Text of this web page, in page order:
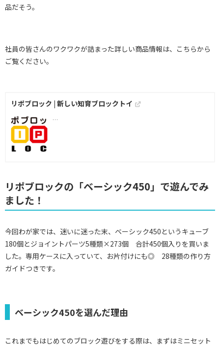
品だそう。
社員の皆さんのワクワクが詰まった詳しい商品情報は、こちらから
ご覧ください。
リポブロック | 新しい知育ブロックトイ
…
リポブロックの「ベーシック450」で遊んでみ
ました！
今回わが家では、迷いに迷った末、ベーシック450というキューブ
180個とジョイントパーツ5種類×273個 合計450個入りを買いま
した。専用ケースに入っていて、お片付けにも◎ 28種類の作り方
ガイドつきです。
ベーシック450を選んだ理由
これまでもはじめてのブロック遊びをする際は、まずはミニセット